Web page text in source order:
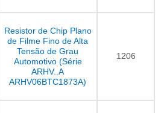
Resistor de Chip Plano
de Filme Fino de Alta
Tensão de Grau
Automotivo (Série
ARHV..A
ARHV06BTC1873A)
1206